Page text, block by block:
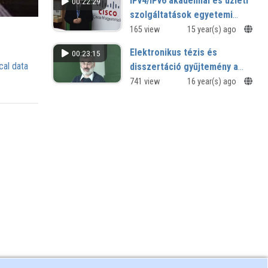
data
szolgáltatások egyetemi
környezetben
165 view 15 year(s) ago
00:23:15
Elektronikus tézis és
disszertáció gyűjtemény a
CEU-n
741 view 16 year(s) ago